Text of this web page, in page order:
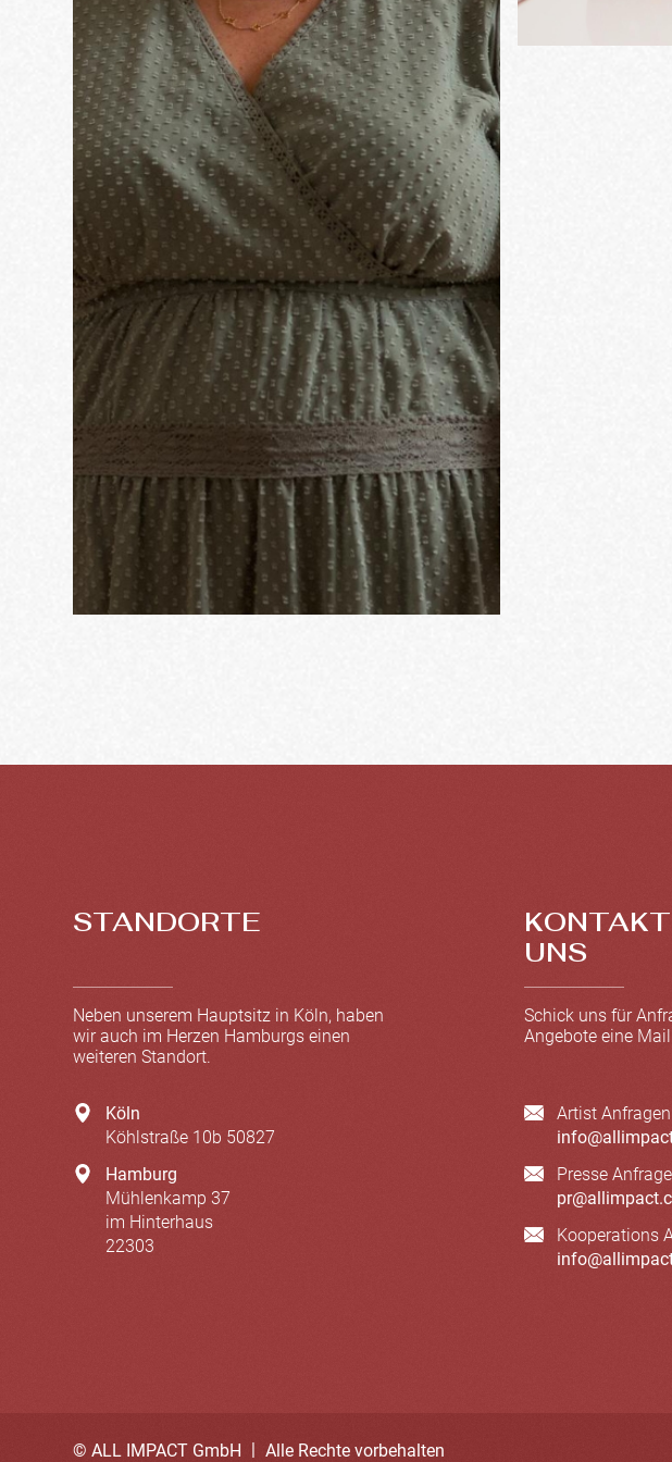
STANDORTE
Neben unserem Hauptsitz in Köln, haben
wir auch im Herzen Hamburgs einen
weiteren Standort.
Köln
Köhlstraße 10b 50827
Hamburg
Mühlenkamp 37
im Hinterhaus
22303
UNS
Schick uns für
Angebote eine
Artist Anfragen
Presse
Kooperations
© ALL IMPACT GmbH | Alle Rechte vorbehalten